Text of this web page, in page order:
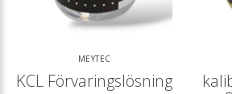
MEYTEC
KCL Förvaringslösning